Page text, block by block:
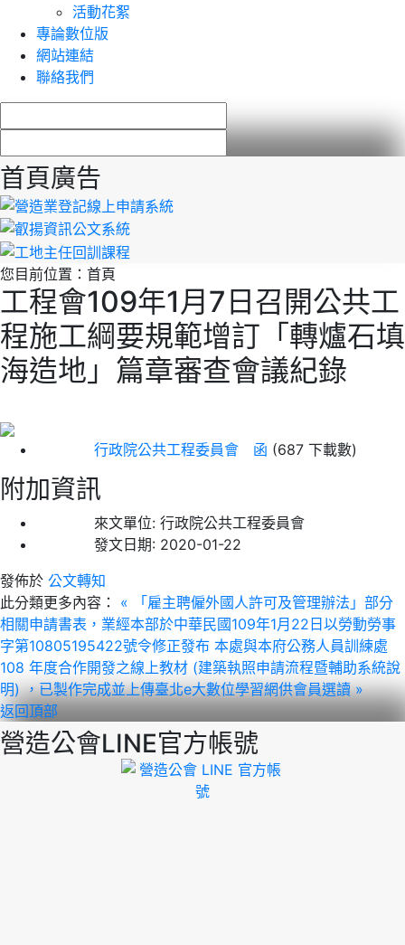
活動花絮
專論數位版
網站連結
聯絡我們
首頁廣告
您目前位置： 首頁
工程會109年1月7日召開公共工
程施工綱要規範增訂「轉爐石填
海造地」篇章審查會議紀錄
行政院公共工程委員會 函 (687 下載數)
附加資訊
來文單位: 行政院公共工程委員會
發文日期: 2020-01-22
發佈於 公文轉知
此分類更多內容：
« 「雇主聘僱外國人許可及管理辦法」部分
相關申請書表，業經本部於中華民國109年1月22日以勞動勞事
字第10805195422號令修正發布 本處與本府公務人員訓練處
108 年度合作開發之線上教材 (建築執照申請流程暨輔助系統說
明) ，已製作完成並上傳臺北e大數位學習網供會員選讀 »
返回頂部
營造公會LINE官方帳號